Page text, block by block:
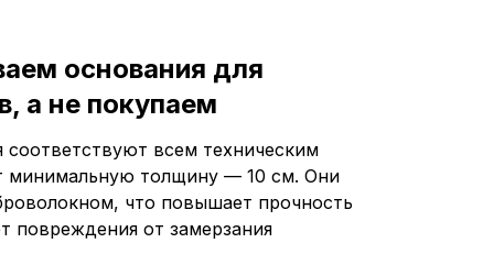
основания для
а не покупаем
всем техническим
минимальную толщину — 10 см. Они
что повышает прочность
повреждения от замерзания